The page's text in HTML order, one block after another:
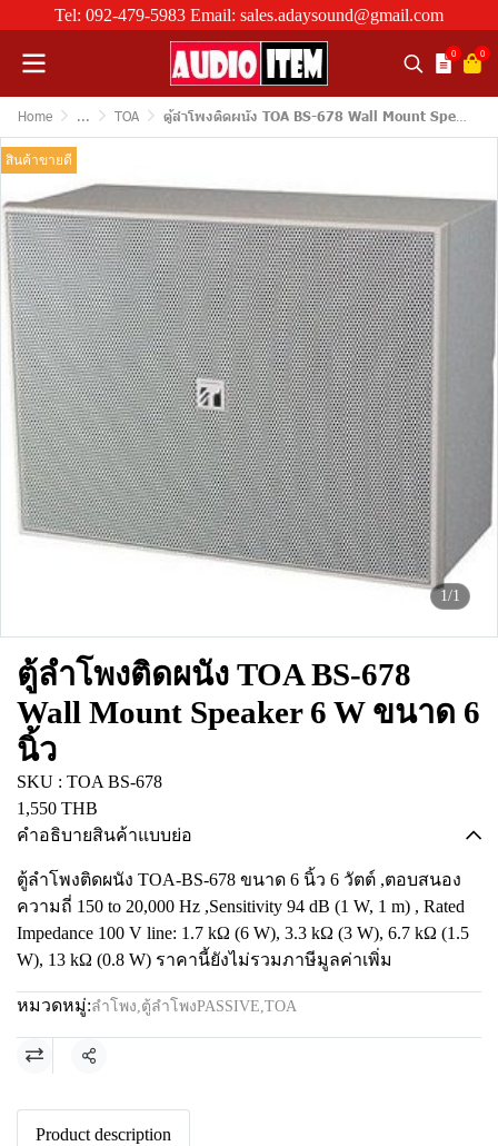
Tel: 092-479-5983 Email: sales.adaysound@gmail.com
0 0
Home ... TOA ตู้ลำโพงติดผนัง TOA BS-678 Wall Mount Speaker 6 W ขนาด 6 นิ้ว
1/1
สินค้าขายดี
ตู้ลำโพงติดผนัง TOA BS-678
Wall Mount Speaker 6 W ขนาด 6
นิ้ว
SKU : TOA BS-678
1,550 THB
คำอธิบายสินค้าแบบย่อ
ตู้ลำโพงติดผนัง TOA-BS-678 ขนาด 6 นิ้ว 6 วัตต์ ,ตอบสนอง
ความถี่ 150 to 20,000 Hz ,Sensitivity 94 dB (1 W, 1 m) , Rated
Impedance 100 V line: 1.7 kΩ (6 W), 3.3 kΩ (3 W), 6.7 kΩ (1.5
W), 13 kΩ (0.8 W) ราคานี้ยังไม่รวมภาษีมูลค่าเพิ่ม
หมวดหมู่:ลำโพง,ตู้ลำโพงPASSIVE,TOA
แชร์
Product description